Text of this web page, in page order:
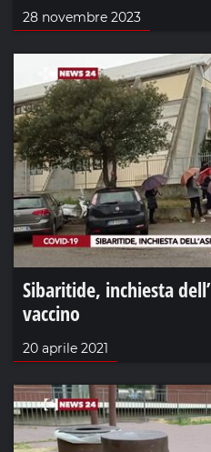
28 novembre 2023
Sibaritide, inchiesta
vaccino
20 aprile 2021